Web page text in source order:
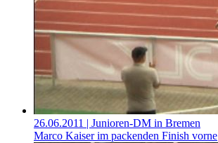
26.06.2011 | Junioren-DM in Bremen
Marco Kaiser im packenden Finish vorne